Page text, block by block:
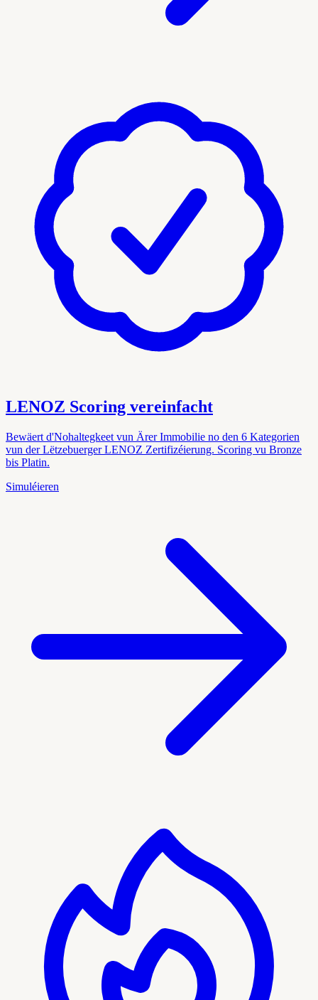
LENOZ Scoring vereinfacht
Bewäert d'Nohaltegkeet vun Ärer Immobilie no den 6 Kategorien
vun der Lëtzebuerger LENOZ Zertifizéierung. Scoring vu Bronze
bis Platin.
Simuléieren